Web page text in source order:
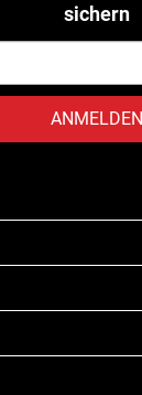
sichern
ANMELDEN